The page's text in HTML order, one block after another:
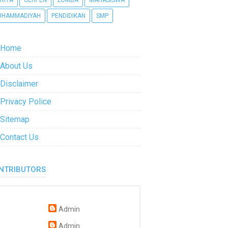
PENDIDIKAN SMP
Home
About Us
Disclaimer
Privacy Police
Sitemap
Contact Us
Admin
Admin